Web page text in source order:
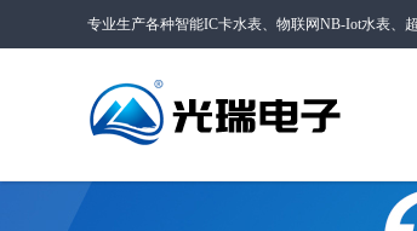
专业生产各种智能IC卡水表、物联网NB-Iot水表、